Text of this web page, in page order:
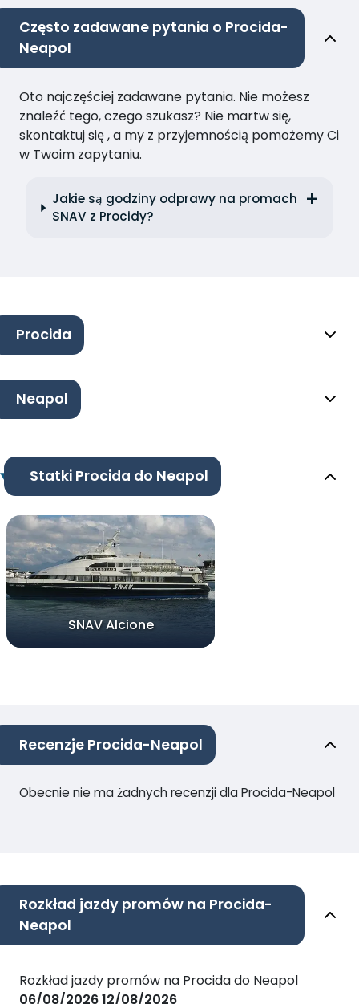
Często zadawane pytania o Procida-
Neapol
Oto najczęściej zadawane pytania. Nie możesz
znaleźć tego, czego szukasz? Nie martw się,
skontaktuj się , a my z przyjemnością pomożemy Ci
w Twoim zapytaniu.
Jakie są godziny odprawy na promach
SNAV z Procidy?
Procida
Neapol
Statki Procida do Neapol
SNAV Alcione
Recenzje Procida-Neapol
Obecnie nie ma żadnych recenzji dla Procida-Neapol
Rozkład jazdy promów na Procida-
Neapol
Rozkład jazdy promów na Procida do Neapol
06/08/202612/08/2026